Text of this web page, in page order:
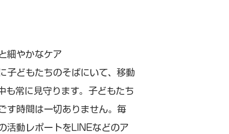
細やかなケア
子どもたちのそばにいて、移動
も常に見守ります。子どもたち
す時間は一切ありません。毎
活動レポートをLINEなどのア